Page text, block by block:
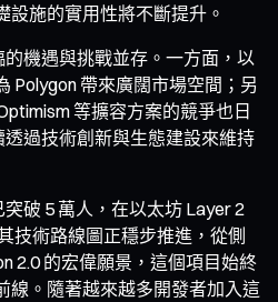
施的實用性將不斷提升。
機遇與挑戰並存。一方面，以
Polygon 帶來廣闊市場空間；另
等擴容方案的競爭也日
過技術創新與生態建設來維持
破 5 萬人，在以太坊 Layer 2
技術路線圖正穩步推進，從側
2.0 的宏偉願景，這個項目始終
線。隨著越來越多開發者加入這